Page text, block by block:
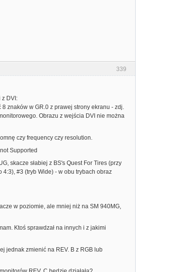
339
z DVI:
znaków w GR.0 z prawej strony ekranu - zdj.
Obrazu z wejścia DVI nie można
czy frequency czy resolution.
Supported
skacze słabiej z BS's Quest For Tires (przy
#3 (tryb Wide) - w obu trybach obraz
w poziomie, ale mniej niż na SM 940MG,
Ktoś sprawdzał na innych i z jakimi
jednak zmienić na REV. B z RGB lub